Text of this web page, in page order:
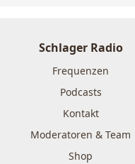
Schlager Radio
Frequenzen
Podcasts
Kontakt
Moderatoren & Team
Shop